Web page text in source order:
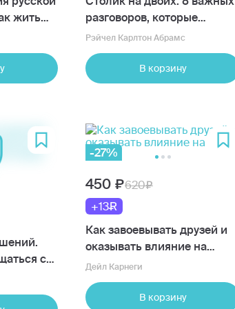
жить
разговоров, которые
сберегут любовь на всю
жизнь
Рэйчел Карлтон Абрамс
В корзину
с
полом
-27%
450
620
+13
Как завоевывать друзей и
оказывать влияние на
людей
Дейл Карнеги
В корзину